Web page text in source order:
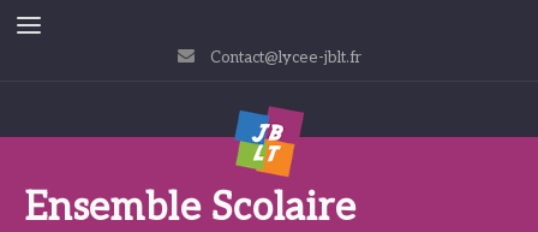
Contact@lycee-jblt.fr
Ensemble Scolaire